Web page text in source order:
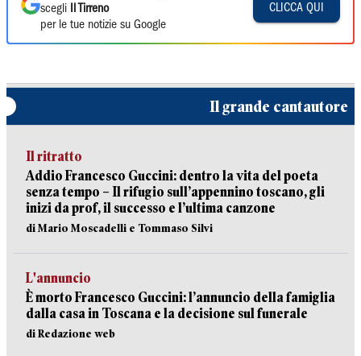
scegli
Il Tirreno
per le tue notizie su Google
CLICCA QUI
Il grande cantautore
Il ritratto
Addio Francesco Guccini: dentro la vita del poeta
senza tempo – Il rifugio sull’appennino toscano, gli
inizi da prof, il successo e l’ultima canzone
di Mario Moscadelli e Tommaso Silvi
L'annuncio
È morto Francesco Guccini: l’annuncio della famiglia
dalla casa in Toscana e la decisione sul funerale
di Redazione web